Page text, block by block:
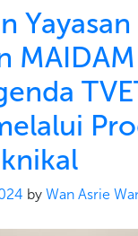
Yayasan
by Wan Asrie